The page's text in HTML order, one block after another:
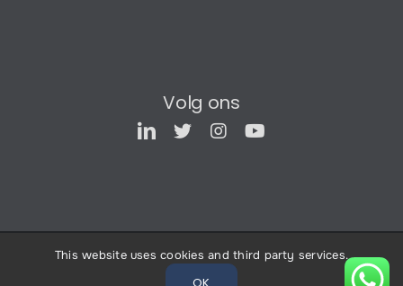
Volg ons
© All rights reserved 2026 • Easy BI • Voorwaarden
Privacy•Over ons
This website uses cookies and third party services.